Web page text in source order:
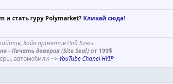
и стать гуру Polymarket? Кликай сюда!
Хайп проектов Под Ключ
-Печать доверия (Site Seal)от 199$
автомобили --> YouTube Chanel HYIP